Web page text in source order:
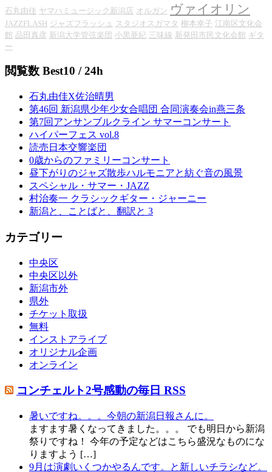
石丸由佳 ヤマハミュージック新潟店 オルガン ヴァイオリン
JAZZFLASH ジャズフラッシュ スタジオスガマタ 柳本幸子 江南区文化会
館 品田真彦 新潟大学管弦楽団 小黒亜紀 三味線 新発田市民文化会館 ギタ
ー
閲覧数 Best10 / 24h
石丸由佳X佐治晴男
第46回 新潟県少年少女合唱団 合同演奏会in燕三条
第7回アンサンブルクライン サマーコンサート
ハイパーフェス vol.8
読売日本交響楽団
0歳からのファミリーコンサート
昼下がりのジャズ散歩ハルモニアと紡ぐ音の風景
スペシャル・サマー・JAZZ
村治奏一 クラシックギター・ジャーニー
新潟と、ことばと、翻訳と 3
カテゴリー
中央区
中央区以外
新潟市外
県外
チケット取扱
無料
インストアライブ
オリジナル企画
オンライン
コンチェルト2号感動の毎日 RSS
暑いですね。。。今朝の新潟日報さんに。
ますます暑くなってきました。。。 でも明日から新潟
祭りですね！ 今年の予定などはこちら盛況なものにな
りますよう […]
9月は演劇いくつかやるんです。と新しいチラシなど。